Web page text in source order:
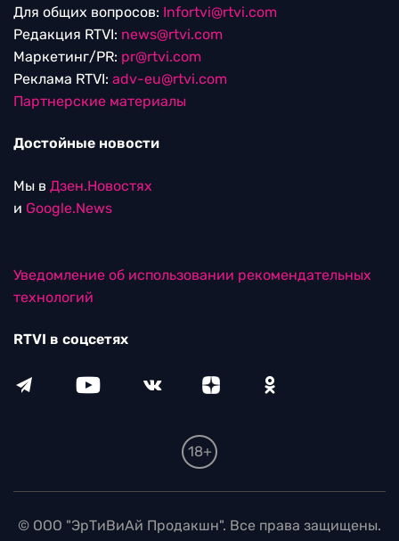
Для общих вопросов: Infortvi@rtvi.com
Редакция RTVI: news@rtvi.com
Маркетинг/PR: pr@rtvi.com
Реклама RTVI: adv-eu@rtvi.com
Партнерские материалы
Достойные новости
Мы в Дзен.Новостях
и Google.News
Уведомление об использовании рекомендательных
технологий
RTVI в соцсетях
18+
© ООО "ЭрТиВиАй Продакшн". Все права защищены.